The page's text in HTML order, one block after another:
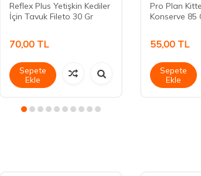
Reflex Plus Yetişkin Kediler
İçin Tavuk Fileto 30 Gr
70,00 TL
Sepete
Ekle
Pro Plan
Konserve 85
55,00 TL
Sepete
Ekle